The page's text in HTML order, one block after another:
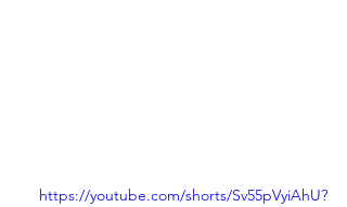
https://youtube.com/shorts/Sv55pVyiAhU?